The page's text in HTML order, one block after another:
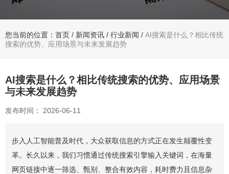
您当前的位置：首页 / 新闻资讯 / 行业新闻 / AI搜索是什么？相比传统
搜索的优势、应用场景与未来发展趋势
AI搜索是什么？相比传统搜索的优势、应用场景
与未来发展趋势
发布时间： 2026-06-11
步入人工智能普及时代，大众获取信息的方式正在发生颠覆性变
革。长久以来，我们习惯通过传统搜索引擎输入关键词，在海量
网页链接中逐一筛选、甄别、整合有效内容，耗时费力且信息杂